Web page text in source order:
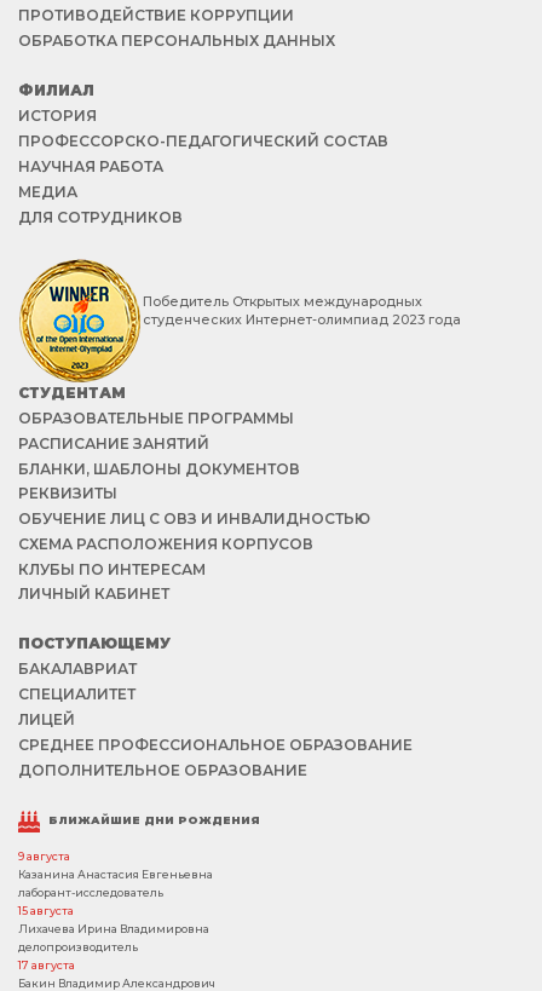
ПРОТИВОДЕЙСТВИЕ КОРРУПЦИИ
ОБРАБОТКА ПЕРСОНАЛЬНЫХ ДАННЫХ
ФИЛИАЛ
ИСТОРИЯ
ПРОФЕССОРСКО-ПЕДАГОГИЧЕСКИЙ СОСТАВ
НАУЧНАЯ РАБОТА
МЕДИА
ДЛЯ СОТРУДНИКОВ
Победитель Открытых международных
студенческих Интернет-олимпиад 2023 года
СТУДЕНТАМ
ОБРАЗОВАТЕЛЬНЫЕ ПРОГРАММЫ
РАСПИСАНИЕ ЗАНЯТИЙ
БЛАНКИ, ШАБЛОНЫ ДОКУМЕНТОВ
РЕКВИЗИТЫ
ОБУЧЕНИЕ ЛИЦ С ОВЗ И ИНВАЛИДНОСТЬЮ
СХЕМА РАСПОЛОЖЕНИЯ КОРПУСОВ
КЛУБЫ ПО ИНТЕРЕСАМ
ЛИЧНЫЙ КАБИНЕТ
ПОСТУПАЮЩЕМУ
БАКАЛАВРИАТ
СПЕЦИАЛИТЕТ
ЛИЦЕЙ
СРЕДНЕЕ ПРОФЕССИОНАЛЬНОЕ ОБРАЗОВАНИЕ
ДОПОЛНИТЕЛЬНОЕ ОБРАЗОВАНИЕ
БЛИЖАЙШИЕ ДНИ РОЖДЕНИЯ
9 августа
Казанина Анастасия Евгеньевна
лаборант-исследователь
15 августа
Лихачева Ирина Владимировна
делопроизводитель
17 августа
Бакин Владимир Александрович